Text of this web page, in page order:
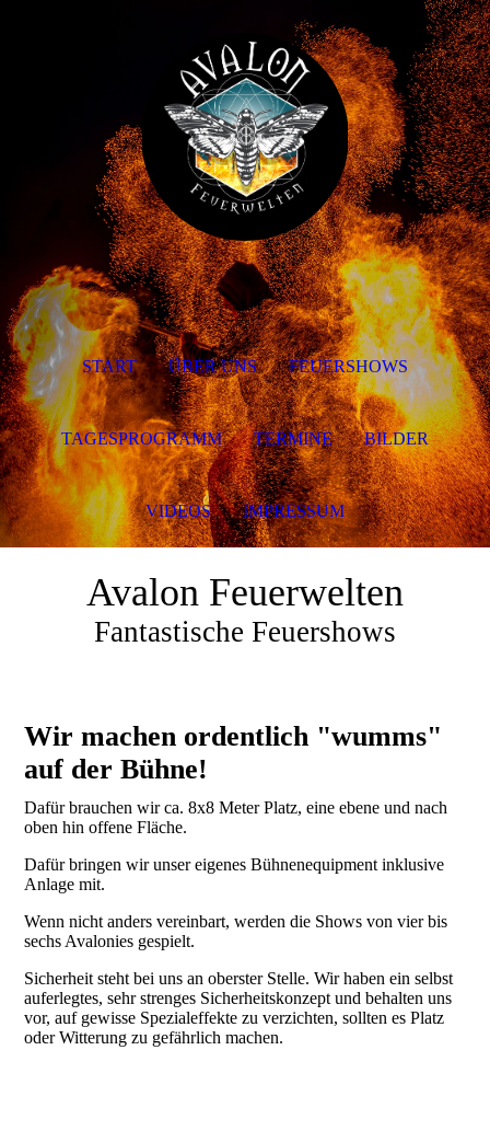
Avalon Feuerwelten
Fantastische Feuershows
Wir machen ordentlich "wumms"
auf der Bühne!
Dafür brauchen wir ca. 8x8 Meter Platz, eine ebene und nach
oben hin offene Fläche.
Dafür bringen wir unser eigenes Bühnenequipment inklusive
Anlage mit.
Wenn nicht anders vereinbart, werden die Shows von vier bis
sechs Avalonies gespielt.
Sicherheit steht bei uns an oberster Stelle. Wir haben ein selbst
auferlegtes, sehr strenges Sicherheitskonzept und behalten uns
vor, auf gewisse Spezialeffekte zu verzichten, sollten es Platz
oder Witterung zu gefährlich machen.
START ÜBER UNS FEUERSHOWS
TAGESPROGRAMM TERMINE BILDER
VIDEOS IMPRESSUM